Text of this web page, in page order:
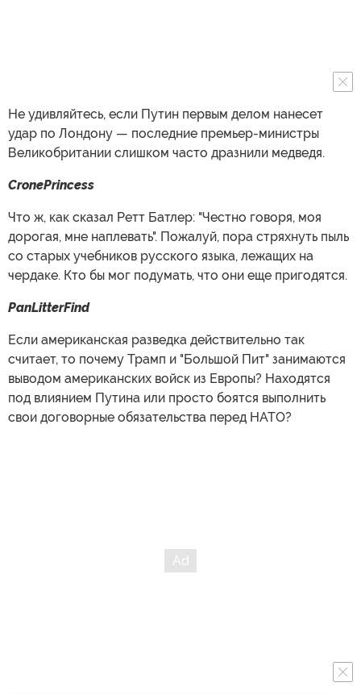
Не удивляйтесь, если Путин первым делом нанесет
удар по Лондону — последние премьер-министры
Великобритании слишком часто дразнили медведя.
CronePrincess
Что ж, как сказал Ретт Батлер: "Честно говоря, моя
дорогая, мне наплевать". Пожалуй, пора стряхнуть пыль
со старых учебников русского языка, лежащих на
чердаке. Кто бы мог подумать, что они еще пригодятся.
PanLitterFind
Если американская разведка действительно так
считает, то почему Трамп и "Большой Пит" занимаются
выводом американских войск из Европы? Находятся
под влиянием Путина или просто боятся выполнить
свои договорные обязательства перед НАТО?